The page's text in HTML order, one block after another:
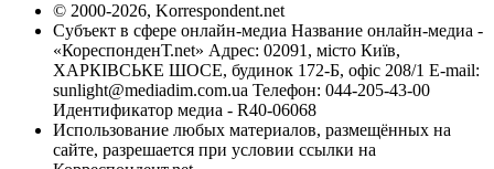
© 2000-2026, Korrespondent.net
Субъект в сфере онлайн-медиа Название онлайн-медиа -
«КореспонденТ.net» Адрес: 02091, місто Київ,
ХАРКІВСЬКЕ ШОСЕ, будинок 172-Б, офіс 208/1 E-mail:
sunlight@mediadim.com.ua Телефон: 044-205-43-00
Идентификатор медиа - R40-06068
Использование любых материалов, размещённых на
сайте, разрешается при условии ссылки на